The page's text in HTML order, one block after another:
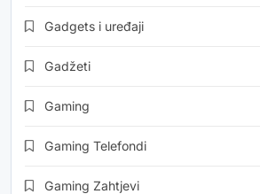
Gadgets i uređaji
Gadžeti
Gaming
Gaming Telefondi
Gaming Zahtjevi